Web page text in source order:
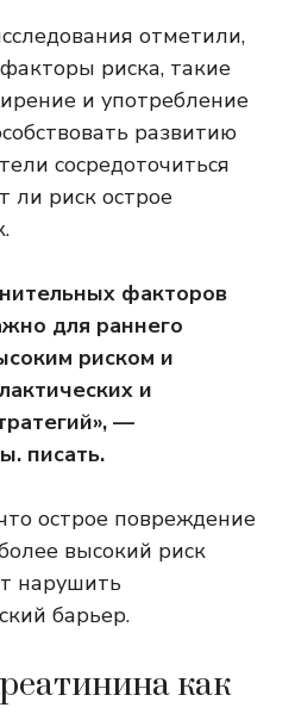
отметили,
риска, такие
и употребление
развитию
сосредоточиться
ли риск острое
факторов
для раннего
риском и
и
—
писать.
острое повреждение
высокий риск
нарушить
барьер.
как